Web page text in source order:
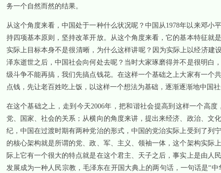
务一个自然而然的结果。
从这个角度来看，中国处于一种什么状况呢？中国从1978年以来邓小
持四项基本原则，坚持改革开放。从这个角度来看，它的基本特征
实际上目标本身不是很清晰，为什么这样讲呢？因为实际上以经济建
泽东逝世之后，中国社会向何处去呢？当时大家琢磨得并不是很明白
级斗争不能再搞，我们先搞点钱花。在这样一个基础之上大家有一个
点钱，先让老百姓吃上饭，以这样一个想法为基础，逐渐逐渐地中国
在这个基础之上，走到今天2006年，把和谐社会提高到这样一个高
党、国家、社会的关系；从横向的角度来讲，提出来经济、政治、
纪，中国在过渡时期有两种党治的形式，中国的党治实际上受到了列
的核心架构就是所谓的党、政、军、主义、领袖一体，这个架构实
际上它有一个很大的特点就是在这个君主、天子之后，事实上是由
发展成为一种人民宗教，毛泽东在开国大典上的两句话，一句话是“